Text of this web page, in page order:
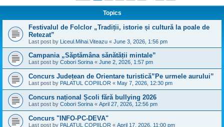
Topics
Festivalul de Folclor „Tradiții, istorie și cultură la poale de
Retezat”
Last post by Liceul.Mihai.Viteazu « June 3, 2026, 1:56 pm
Campania „Săptămâna sănătății mintale”
Last post by Cobori Sorina « June 2, 2026, 1:57 pm
Concurs Județean de Orientare turistică”Pe urmele aurului”
Last post by PALATUL COPIILOR « May 7, 2026, 12:30 pm
Concurs național Școli fără bullying 2026
Last post by Cobori Sorina « April 27, 2026, 12:56 pm
Concurs "INFO-PC-DEVA"
Last post by PALATUL COPIILOR « April 17, 2026, 11:00 pm